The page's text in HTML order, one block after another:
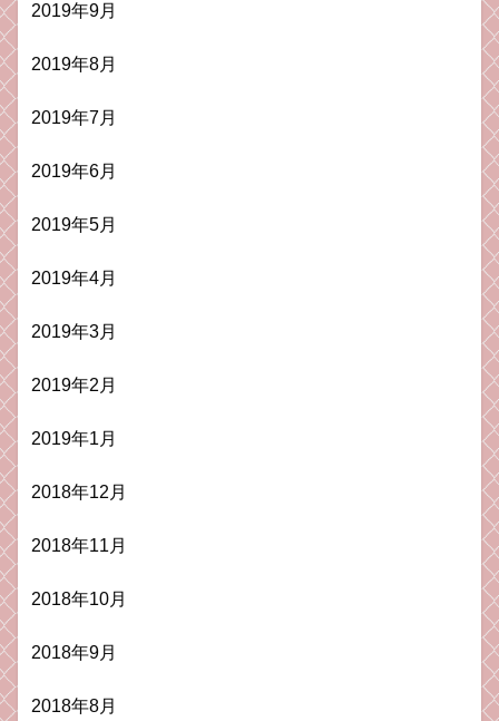
2019年9月
2019年8月
2019年7月
2019年6月
2019年5月
2019年4月
2019年3月
2019年2月
2019年1月
2018年12月
2018年11月
2018年10月
2018年9月
2018年8月